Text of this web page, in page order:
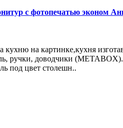
с фотопечатью эконом
кухню на картинке,кухня
ручки, доводчики
под цвет столешн..